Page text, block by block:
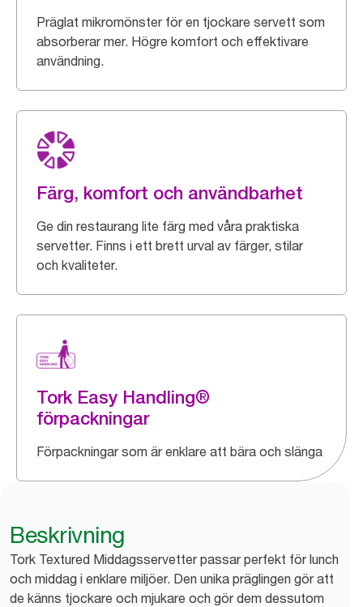
Präglat mikromönster för en tjockare servett som
absorberar mer. Högre komfort och effektivare
användning.
Färg, komfort och användbarhet
Ge din restaurang lite färg med våra praktiska
servetter. Finns i ett brett urval av färger, stilar
och kvaliteter.
Tork Easy Handling®
förpackningar
Förpackningar som är enklare att bära och slänga
Beskrivning
Tork Textured Middagsservetter passar perfekt för lunch
och middag i enklare miljöer. Den unika präglingen gör att
de känns tjockare och mjukare och gör dem dessutom